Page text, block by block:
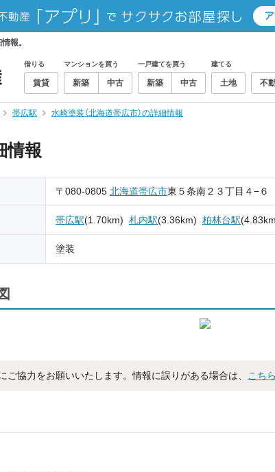
報。
借りる
賃貸
マンションを買う
新築 中古
一戸建てを買う
新築 中古
建てる
土地 不
帯広駅 水崎塗装（北海道帯広市）の詳細情報
情報
〒080-0805 北海道帯広市東５条南２３丁目４−６
帯広駅(1.70km) 札内駅(3.36km) 柏林台駅
塗装
ご協力をお願いいたします。情報に誤りがある場合は、 こちら